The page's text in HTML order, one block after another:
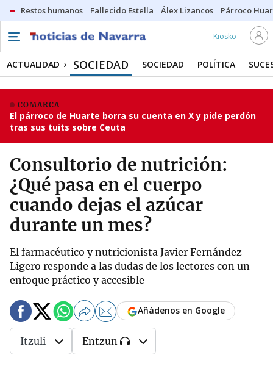
Restos humanos Fallecido Estella Álex Lizancos Párroco
Kiosko
ACTUALIDAD SOCIEDAD SOCIEDAD POLÍTICA
COMARCA
El párroco de Huarte borra su cuenta en X y pide perdón
tras sus tuits sobre Ceuta
Consultorio de nutrición:
¿Qué pasa en el cuerpo
cuando dejas el azúcar
durante un mes?
El farmacéutico y nutricionista Javier Fernández
Ligero responde a las dudas de los lectores con un
enfoque práctico y accesible
Añádenos en Google
Itzuli Entzun